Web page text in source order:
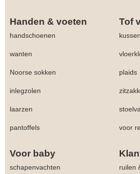
Handen & voeten Tof
handschoenen
wanten
Noorse sokken plaids
inlegzolen
laarzen
pantoffels voor
Voor baby
schapenvachten ruilen